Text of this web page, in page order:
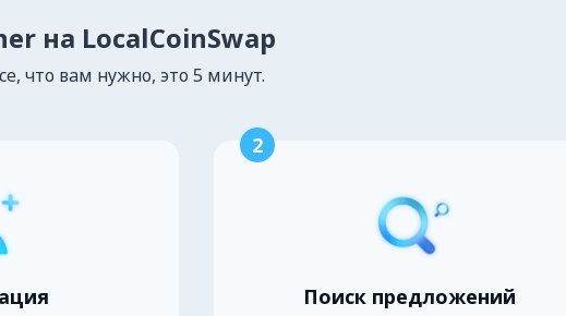
на LocalCoinSwap
что вам нужно, это 5 минут.
2
Поиск предложений